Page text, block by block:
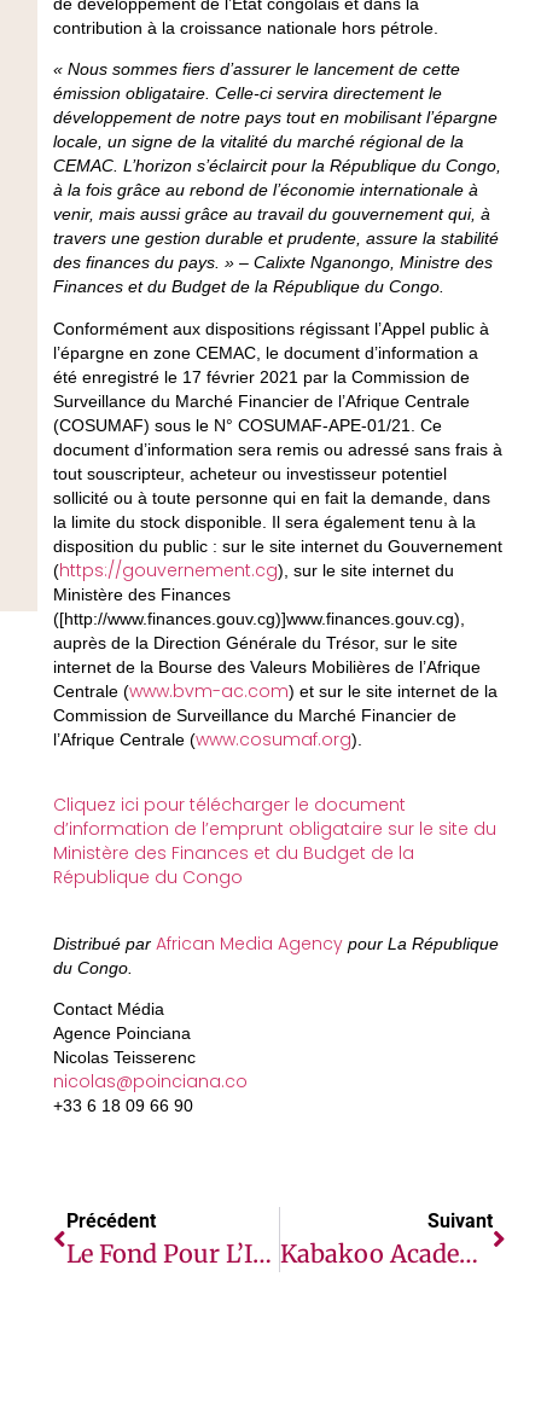
contribution à la croissance nationale hors pétrole.
« Nous sommes fiers d’assurer le lancement de cette
émission obligataire. Celle-ci servira directement le
développement de notre pays tout en mobilisant l’épargne
locale, un signe de la vitalité du marché régional de la
CEMAC. L’horizon s’éclaircit pour la République du Congo,
à la fois grâce au rebond de l’économie internationale à
venir, mais aussi grâce au travail du gouvernement qui, à
travers une gestion durable et prudente, assure la stabilité
des finances du pays. » – Calixte Nganongo, Ministre des
Finances et du Budget de la République du Congo.
Conformément aux dispositions régissant l’Appel public à
l’épargne en zone CEMAC, le document d’information a
été enregistré le 17 février 2021 par la Commission de
Surveillance du Marché Financier de l’Afrique Centrale
(COSUMAF) sous le N° COSUMAF-APE-01/21. Ce
document d’information sera remis ou adressé sans frais à
tout souscripteur, acheteur ou investisseur potentiel
sollicité ou à toute personne qui en fait la demande, dans
la limite du stock disponible. Il sera également tenu à la
disposition du public : sur le site internet du Gouvernement
(https://gouvernement.cg), sur le site internet du
Ministère des Finances
([http://www.finances.gouv.cg)]www.finances.gouv.cg),
auprès de la Direction Générale du Trésor, sur le site
internet de la Bourse des Valeurs Mobilières de l’Afrique
Centrale (www.bvm-ac.com) et sur le site internet de la
Commission de Surveillance du Marché Financier de
l’Afrique Centrale (www.cosumaf.org).
Cliquez ici pour télécharger le document
d’information de l’emprunt obligataire sur le site du
Ministère des Finances et du Budget de la
République du Congo
Distribué par African Media Agencypour La République
du Congo.
Contact Média
Agence Poinciana
Nicolas Teisserenc
nicolas@poinciana.co
+33 6 18 09 66 90
Précédent
Le Fond Pour L’Innovation De L’Edition En Afrique Entend Améliorer L’accès À L’Education, Aux Livres, Et À L’alphabétisation Pour 11 Millions De Jeunes Africains
Suivant
Kabakoo Academies, Référence EdTech Et Pionnier Des Formations Au No-Code En Afrique